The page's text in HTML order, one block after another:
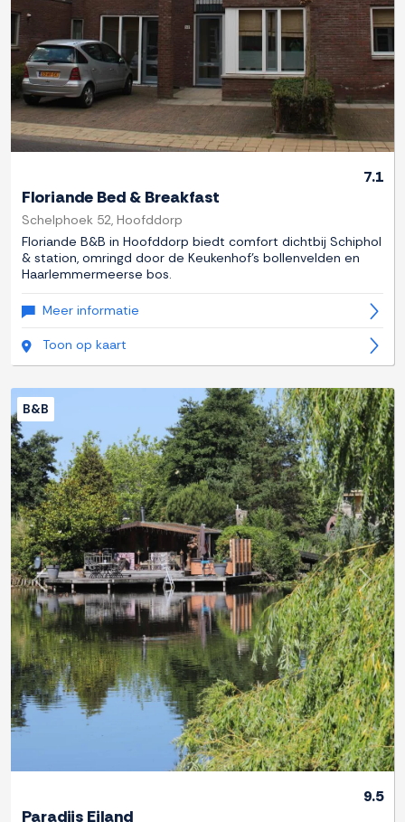
7.1
Floriande Bed & Breakfast
Schelphoek 52, Hoofddorp
Floriande B&B in Hoofddorp biedt comfort dichtbij Schiphol
& station, omringd door de Keukenhof's bollenvelden en
Haarlemmermeerse bos.
Meer informatie
Toon op kaart
Previous Next
B&B
9.5
Paradijs Eiland